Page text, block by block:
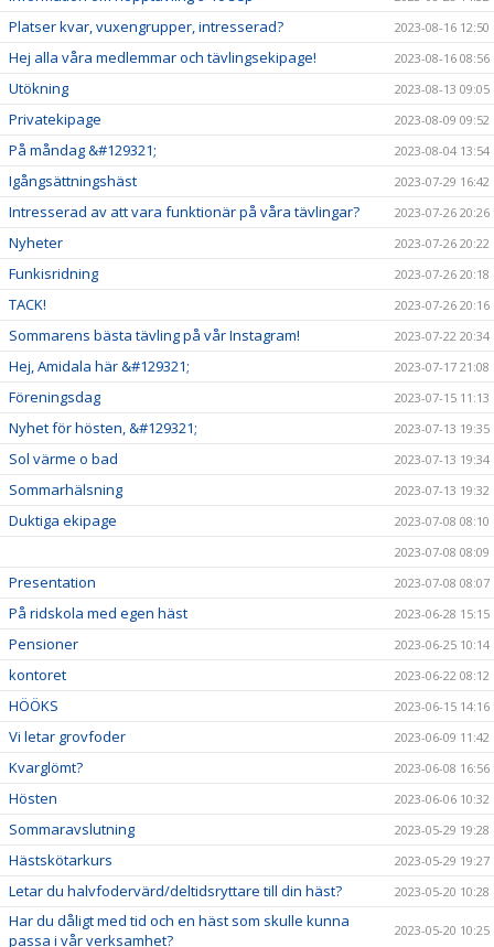
Platser kvar, vuxengrupper, intresserad? 2023-08-16 12:50
Hej alla våra medlemmar och tävlingsekipage! 2023-08-16 08:56
Utökning 2023-08-13 09:05
Privatekipage 2023-08-09 09:52
På måndag &#129321; 2023-08-04 13:54
Igångsättningshäst 2023-07-29 16:42
Intresserad av att vara funktionär på våra tävlingar? 2023-07-26 20:26
Nyheter 2023-07-26 20:22
Funkisridning 2023-07-26 20:18
TACK! 2023-07-26 20:16
Sommarens bästa tävling på vår Instagram! 2023-07-22 20:34
Hej, Amidala här &#129321; 2023-07-17 21:08
Föreningsdag 2023-07-15 11:13
Nyhet för hösten, &#129321; 2023-07-13 19:35
Sol värme o bad 2023-07-13 19:34
Sommarhälsning 2023-07-13 19:32
Duktiga ekipage
2023-07-08 08:10
2023-07-08 08:09
Presentation 2023-07-08 08:07
På ridskola med egen häst 2023-06-28 15:15
Pensioner 2023-06-25 10:14
kontoret 2023-06-22 08:12
HÖÖKS 2023-06-15 14:16
Vi letar grovfoder 2023-06-09 11:42
Kvarglömt? 2023-06-08 16:56
Hösten 2023-06-06 10:32
Sommaravslutning 2023-05-29 19:28
Hästskötarkurs 2023-05-29 19:27
Letar du halvfodervärd/deltidsryttare till din häst? 2023-05-20 10:28
Har du dåligt med tid och en häst som skulle kunna
passa i vår verksamhet?
2023-05-20 10:25